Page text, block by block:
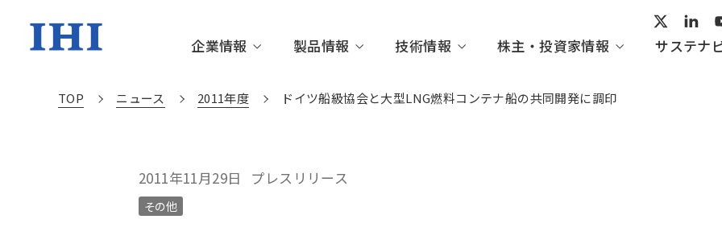
企業情報
企業情報TOP
トップメッセージ IHIグループビジョン
製品情報
製品情報TOP
資源・エネルギー・環境 社会基盤
技術情報
技術情報TOP
IHIの技術開発
株主・投資家情報
株主・投資家情報TOP
個人投資家の皆さまへ
サステナ
サステナビリティTOP
サステナビリティニュース サステナビリティ活動レポート
TOP ニュース 2011年度 ドイツ船級協会と大型LNG燃料コンテナ船の共同開発に調印
2011年11月29日 プレスリリース
その他